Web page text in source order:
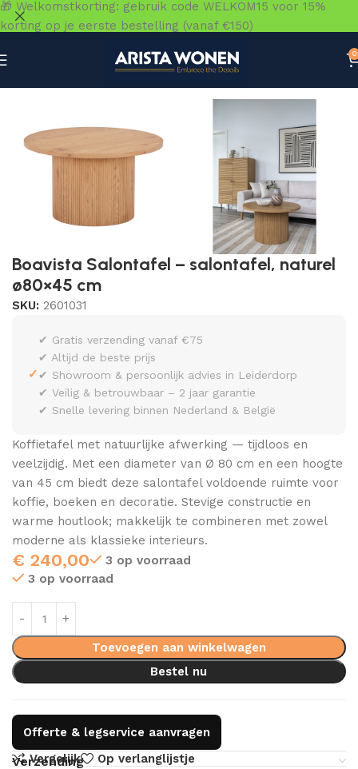
0
Boavista Salontafel – salontafel, naturel
ø80×45 cm
SKU: 2601031
✓
✔ Gratis verzending vanaf €75
✔ Altijd de beste prijs
✔ Showroom & persoonlijk advies in Leiderdorp
✔ Veilig & betrouwbaar – 2 jaar garantie
✔ Snelle levering binnen Nederland & België
Koffietafel met natuurlijke afwerking — tijdloos en
veelzijdig. Met een diameter van Ø 80 cm en een hoogte
van 45 cm biedt deze salontafel voldoende ruimte voor
koffie, boeken en decoratie. Stevige constructie en
warme houtlook; makkelijk te combineren met zowel
moderne als klassieke interieurs.
€ 240,00
3 op voorraad
3 op voorraad
Toevoegen aan winkelwagen
Bestel nu
Offerte & legservice aanvragen
Vergelijk
Op verlanglijstje
Verzending
🎁 Welkomstkorting: gebruik code WELKOM15 voor 15%
korting op je eerste bestelling (vanaf €150)